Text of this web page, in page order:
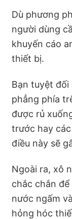
Dù phương
người dùng
khuyến cáo
thiết bị.
Bạn tuyệt
phẳng phía
được rủ
trước hay
điều này sẽ
Ngoài ra, xô
chắc chắn
nước ngấm
hỏng hóc